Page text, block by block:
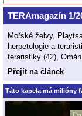
TERAmagazín 1/
Mořské želvy,
herpetologie a
teraristiky (42),
Přejít na článek
Táto kapela má milióny